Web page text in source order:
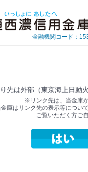
金融機関コード：
先は外部（東京海上日動
※リンク先は、当金庫
金庫はリンク先の表示等につい
ご覧いただく方ご